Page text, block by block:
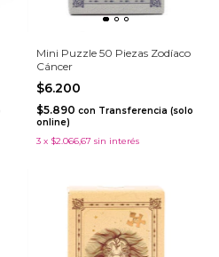
Mini Puzzle 50 Piezas Zodíaco
Cáncer
$6.200
$5.890 con Transferencia (solo
online)
3 x $2.066,67 sin interés